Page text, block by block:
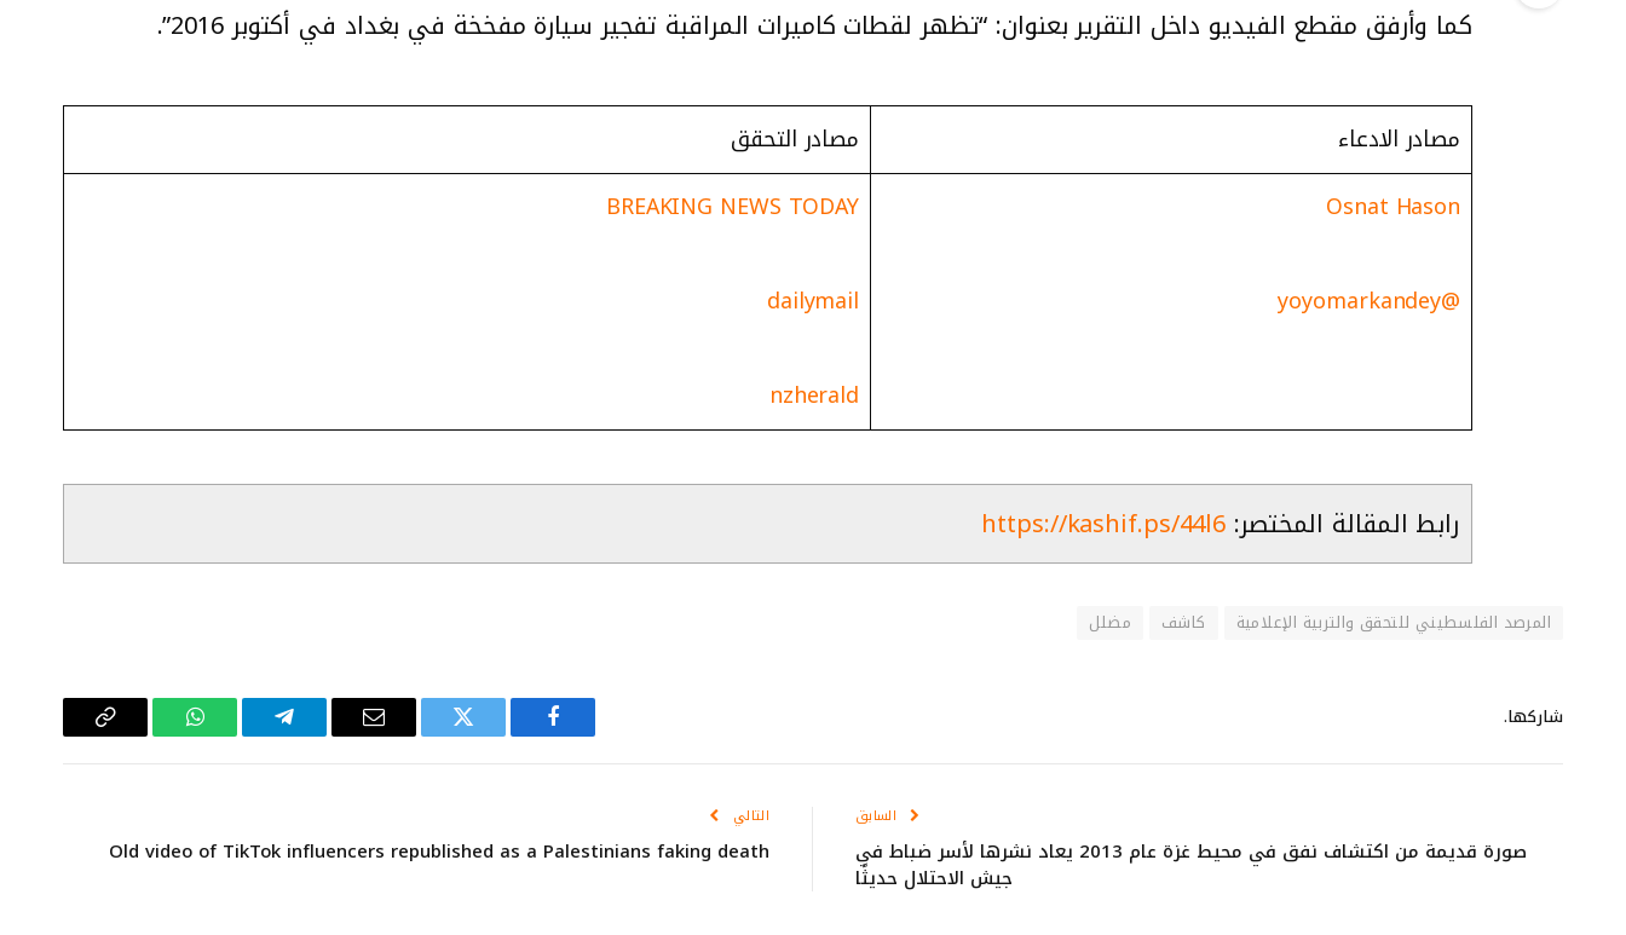
كما وأرفق مقطع الفيديو داخل التقرير بعنوان: “تظهر لقطات كاميرات المراقبة تفجير سيارة مفخخة في بغداد في أكتوبر 2016”.
مصادر الادعاء
مصادر التحقق
Osnat Hason
@yoyomarkandey
BREAKING NEWS TODAY
dailymail
nzherald
رابط المقالة المختصر: https://kashif.ps/44l6
المرصد الفلسطيني للتحقق والتربية الإعلامية كاشف مضلل
شاركها.
فيسبوك تويتر
البريد
تيلقرام واتساب
Copy
السابق
صورة قديمة من اكتشاف نفق في محيط غزة عام 2013 يعاد نشرها لأسر ضباط في
جيش الاحتلال حديثًا
التالي
Old video of TikTok influencers republished as a Palestinians faking death